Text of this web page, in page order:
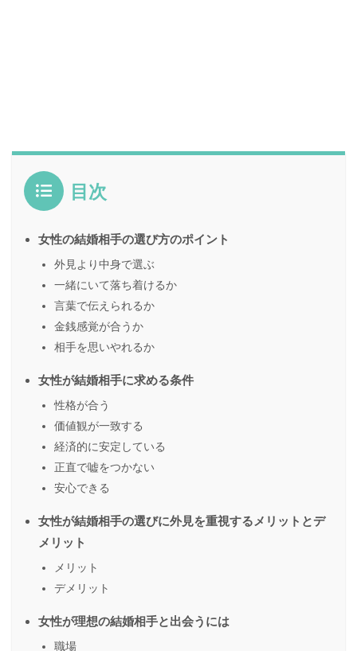
目次
女性の結婚相手の選び方のポイント
外見より中身で選ぶ
一緒にいて落ち着けるか
言葉で伝えられるか
金銭感覚が合うか
相手を思いやれるか
女性が結婚相手に求める条件
性格が合う
価値観が一致する
経済的に安定している
正直で嘘をつかない
安心できる
女性が結婚相手の選びに外見を重視するメリットとデ
メリット
メリット
デメリット
女性が理想の結婚相手と出会うには
職場